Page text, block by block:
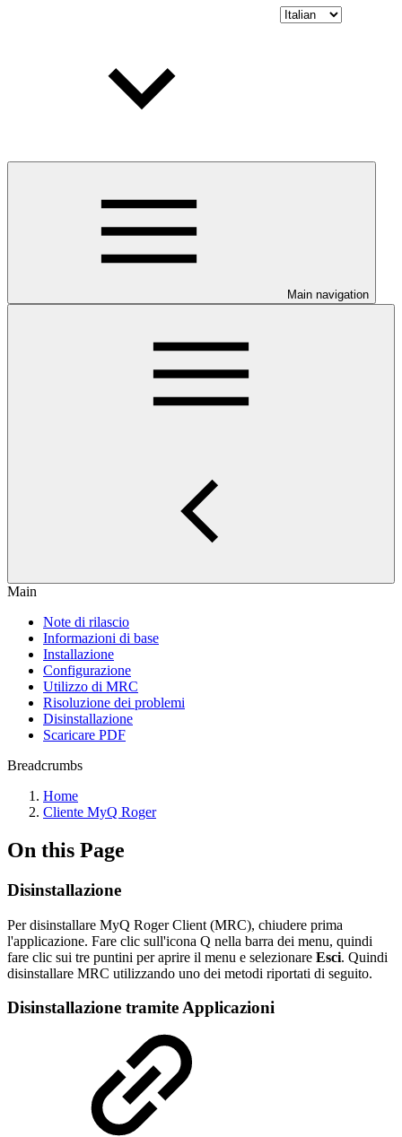
Main navigation
Main
Note di rilascio
Informazioni di base
Installazione
Configurazione
Utilizzo di MRC
Risoluzione dei problemi
Disinstallazione
Scaricare PDF
Breadcrumbs
Home
Cliente MyQ Roger
On this Page
Disinstallazione
Per disinstallare MyQ Roger Client (MRC), chiudere prima
l'applicazione. Fare clic sull'icona Q nella barra dei menu, quindi
fare clic sui tre puntini per aprire il menu e selezionare Esci. Quindi
disinstallare MRC utilizzando uno dei metodi riportati di seguito.
Disinstallazione tramite Applicazioni